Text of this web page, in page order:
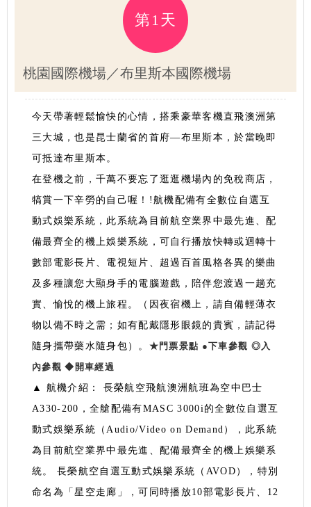
第1天
桃園國際機場／布里斯本國際機場
今天帶著輕鬆愉快的心情，搭乘豪華客機直飛澳洲第
三大城，也是昆士蘭省的首府—布里斯本，於當晚即
可抵達布里斯本。
在登機之前，千萬不要忘了逛逛機場內的免稅商店，
犒賞一下辛勞的自己喔！!航機配備有全數位自選互
動式娛樂系統，此系統為目前航空業界中最先進、配
備最齊全的機上娛樂系統，可自行播放快轉或迴轉十
數部電影長片、電視短片、超過百首風格各異的樂曲
及多種讓您大顯身手的電腦遊戲，陪伴您渡過一趟充
實、愉悅的機上旅程。（因夜宿機上，請自備輕薄衣
物以備不時之需；如有配戴隱形眼鏡的貴賓，請記得
隨身攜帶藥水隨身包）。 ★門票景點 ●下車參觀 ◎入
內參觀 ◆開車經過
▲ 航機介紹： 長榮航空飛航澳洲航班為空中巴士
A330-200，全艙配備有MASC 3000i的全數位自選互
動式娛樂系統（Audio/Video on Demand），此系統
為目前航空業界中最先進、配備最齊全的機上娛樂系
統。 長榮航空自選互動式娛樂系統（AVOD），特別
命名為「星空走廊」，可同時播放10部電影長片、12